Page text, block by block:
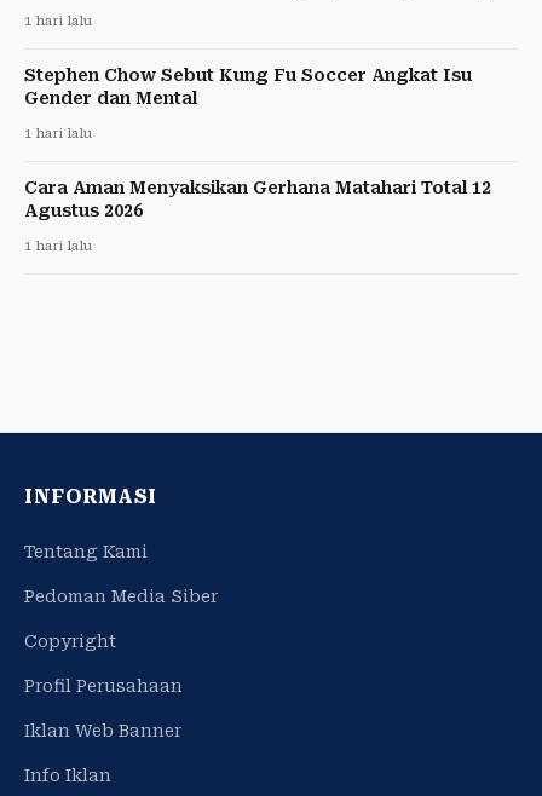
1 hari lalu
Stephen Chow Sebut Kung Fu Soccer Angkat Isu
Gender dan Mental
1 hari lalu
Cara Aman Menyaksikan Gerhana Matahari Total 12
Agustus 2026
1 hari lalu
INFORMASI
Tentang Kami
Pedoman Media Siber
Copyright
Profil Perusahaan
Iklan Web Banner
Info Iklan